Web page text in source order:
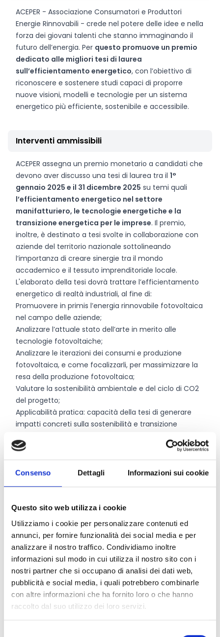
Consenso Dettagli Informazioni sui cookie
Questo sito web utilizza i cookie
Utilizziamo i cookie per personalizzare contenuti ed
annunci, per fornire funzionalità dei social media e per
analizzare il nostro traffico. Condividiamo inoltre
informazioni sul modo in cui utilizza il nostro sito con i
nostri partner che si occupano di analisi dei dati web,
pubblicità e social media, i quali potrebbero combinarle
con altre informazioni che ha fornito loro o che hanno
raccolto dal suo utilizzo dei loro servizi.
ACEPER - Associazione Consumatori e Produttori
Energie Rinnovabili - crede nel potere delle idee e nella
forza dei giovani talenti che stanno immaginando il
futuro dell’energia. Per questo promuove un premio
dedicato alle migliori tesi di laurea
sull’efficientamento energetico, con l’obiettivo di
riconoscere e sostenere studi capaci di proporre
nuove visioni, modelli e tecnologie per un sistema
energetico più efficiente, sostenibile e accessibile.
Interventi ammissibili
ACEPER assegna un premio monetario a candidati che
devono aver discusso una tesi di laurea tra il 1°
gennaio 2025 e il 31 dicembre 2025 su temi quali
l’efficientamento energetico nel settore
manifatturiero, le tecnologie energetiche e la
transizione energetica per le imprese. Il premio,
inoltre, è destinato a tesi svolte in collaborazione con
aziende del territorio nazionale sottolineando
l’importanza di creare sinergie tra il mondo
accademico e il tessuto imprenditoriale locale.
L'elaborato della tesi dovrà trattare l’efficientamento
energetico di realtà industriali, al fine di:
Promuovere in primis l’energia rinnovabile fotovoltaica
nel campo delle aziende;
Analizzare l’attuale stato dell’arte in merito alle
tecnologie fotovoltaiche;
Analizzare le iterazioni dei consumi e produzione
fotovoltaica, e come focalizzarli, per massimizzare la
resa della produzione fotovoltaica;
Valutare la sostenibilità ambientale e del ciclo di CO2
del progetto;
Applicabilità pratica: capacità della tesi di generare
impatti concreti sulla sostenibilità e transizione
Chi può partecipare
sostenuto una tesi di laurea magistrale tra il
Entità del contributo
L'assegnazione del premio monetario prevede un
importo di 3.000 Euro per tesi magistrali, così ripartiti:
1° classificato:2.000 Euro
2° classificato: 1.000 Euro